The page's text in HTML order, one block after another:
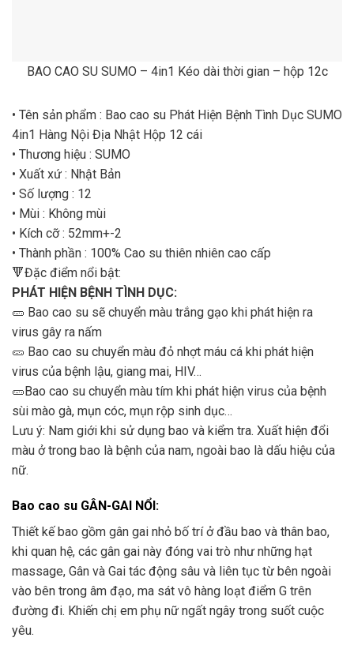
BAO CAO SU SUMO – 4in1 Kéo dài thời gian – hộp 12c
• Tên sản phẩm : Bao cao su Phát Hiện Bệnh Tình Dục SUMO
4in1 Hàng Nội Địa Nhật Hộp 12 cái
• Thương hiệu : SUMO
• Xuất xứ : Nhật Bản
• Số lượng : 12
• Mùi : Không mùi
• Kích cỡ : 52mm+-2
• Thành phần : 100% Cao su thiên nhiên cao cấp
🔻Đặc điểm nổi bật:
PHÁT HIỆN BỆNH TÌNH DỤC:
🥒 Bao cao su sẽ chuyển màu trắng gạo khi phát hiện ra
virus gây ra nấm
🥒 Bao cao su chuyển màu đỏ nhợt máu cá khi phát hiện
virus của bệnh lậu, giang mai, HIV…
🥒Bao cao su chuyển màu tím khi phát hiện virus của bệnh
sùi mào gà, mụn cóc, mụn rộp sinh dục…
Lưu ý: Nam giới khi sử dụng bao và kiểm tra. Xuất hiện đổi
màu ở trong bao là bệnh của nam, ngoài bao là dấu hiệu của
nữ.
Bao cao su GÂN-GAI NỔI :
Thiết kế bao gồm gân gai nhỏ bố trí ở đầu bao và thân bao,
khi quan hệ, các gân gai này đóng vai trò như những hạt
massage, Gân và Gai tác động sâu và liên tục từ bên ngoài
vào bên trong âm đạo, ma sát vô hàng loạt điểm G trên
đường đi. Khiến chị em phụ nữ ngất ngây trong suốt cuộc
yêu.